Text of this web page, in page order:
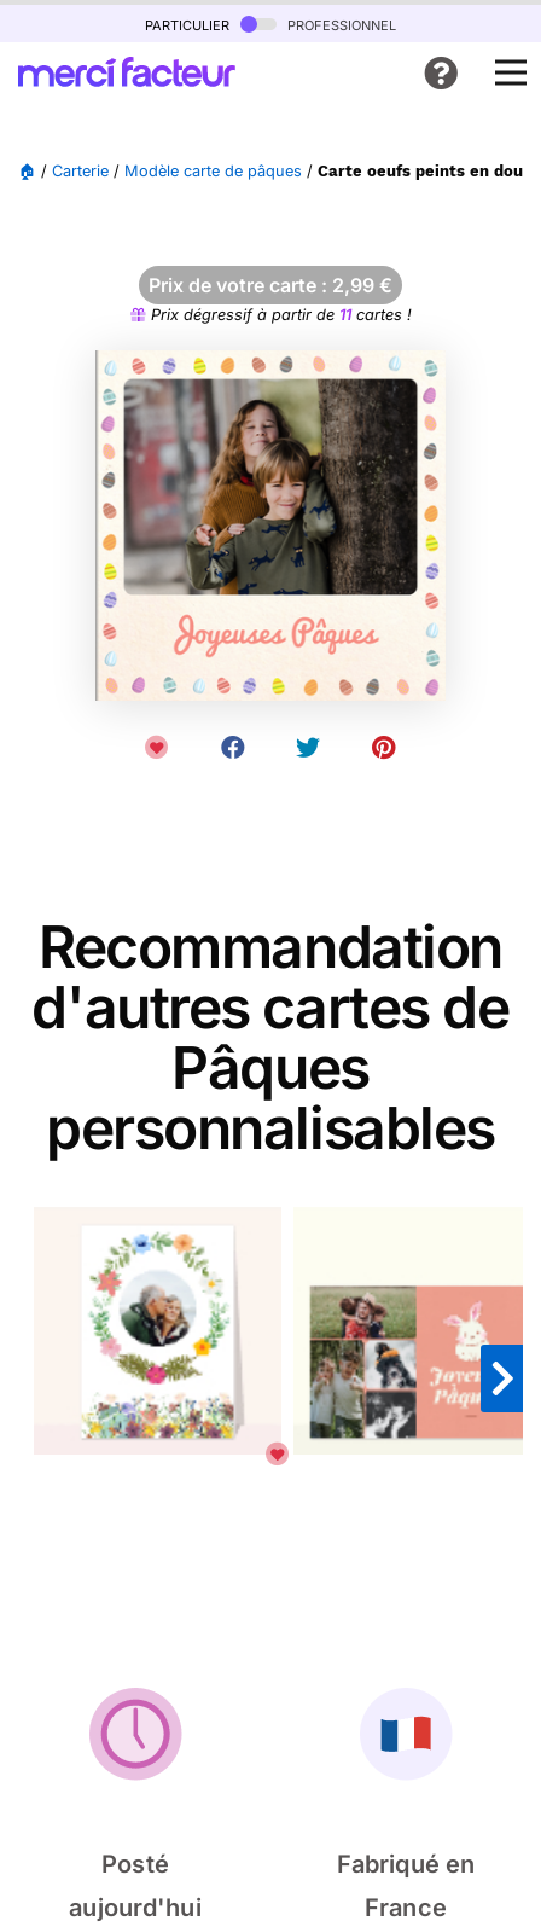
particulier professionnel
🏠 / Carterie / Modèle carte de pâques / Carte oeufs peints en
Prix de votre carte : 2,99 €
Prix dégressif à partir de 11cartes !
Recommandation
d'autres cartes de
Pâques
personnalisables
Posté
aujourd'hui
Fabriqué en
France